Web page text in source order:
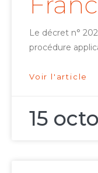
Le décret n°
procédure
Voir l'article
15